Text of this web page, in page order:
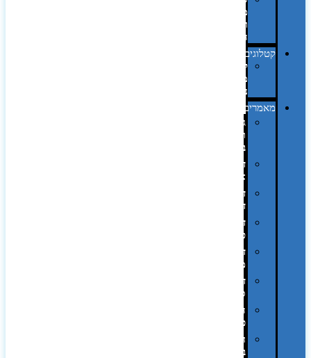
מחשב
וציוד
היקפי
קטלוגים
קטלוג
מוצרי
נייר
מאמרים
גימורים
והשבחות
בדפוס
דפוס
אופסט
דפוס
דיגיטלי
דפוס
טמפון
דפוס
משי
דפוס
סובלימציה
הדפס
פרוצס
חריטה
בלייזר